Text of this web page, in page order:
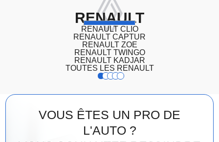
RENAULT
RENAULT CLIO
RENAULT CAPTUR
RENAULT ZOE
RENAULT TWINGO
RENAULT KADJAR
TOUTES LES RENAULT
2 3 4
VOUS ÊTES UN PRO DE
L'AUTO ?